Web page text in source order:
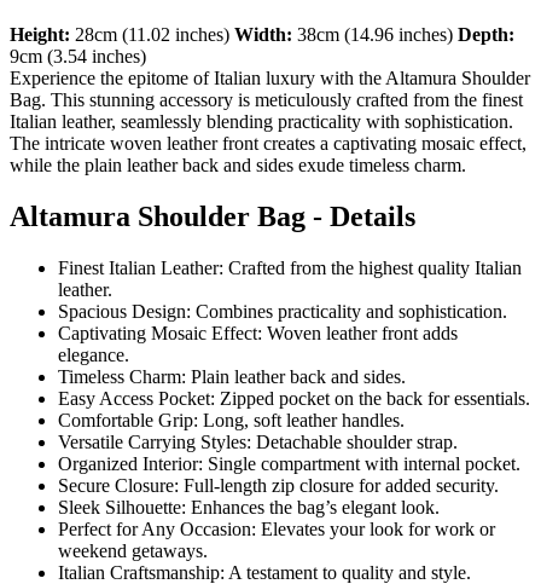
Height: 28cm (11.02 inches) Width: 38cm (14.96 inches) Depth:
9cm (3.54 inches)
Experience the epitome of Italian luxury with the Altamura Shoulder
Bag. This stunning accessory is meticulously crafted from the finest
Italian leather, seamlessly blending practicality with sophistication.
The intricate woven leather front creates a captivating mosaic effect,
while the plain leather back and sides exude timeless charm.
Altamura Shoulder Bag - Details
Finest Italian Leather: Crafted from the highest quality Italian
leather.
Spacious Design: Combines practicality and sophistication.
Captivating Mosaic Effect: Woven leather front adds
elegance.
Timeless Charm: Plain leather back and sides.
Easy Access Pocket: Zipped pocket on the back for essentials.
Comfortable Grip: Long, soft leather handles.
Versatile Carrying Styles: Detachable shoulder strap.
Organized Interior: Single compartment with internal pocket.
Secure Closure: Full-length zip closure for added security.
Sleek Silhouette: Enhances the bag’s elegant look.
Perfect for Any Occasion: Elevates your look for work or
weekend getaways.
Italian Craftsmanship: A testament to quality and style.